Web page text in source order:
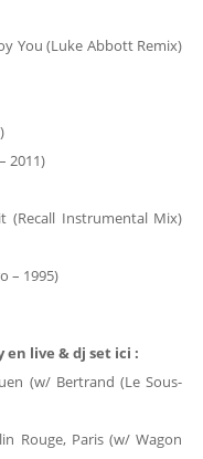
You (Luke Abbott Remix)
2011)
(Recall Instrumental Mix)
– 1995)
en live & dj set ici :
(w/ Bertrand (Le Sous-
Rouge, Paris (w/ Wagon